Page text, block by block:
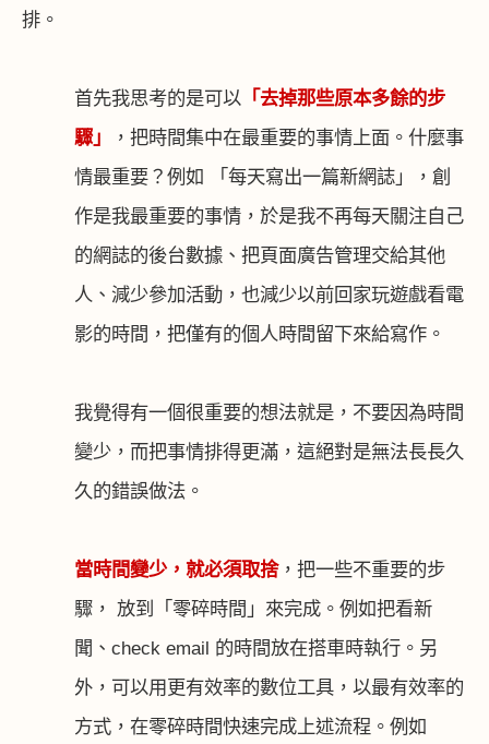
排。
首先我思考的是可以 「去掉那些原本多餘的步
驟」
，把時間集中在最重要的事情上面。什麼事
情最重要？例如 「每天寫出一篇新網誌」，創
作是我最重要的事情，於是我不再每天關注自己
的網誌的後台數據、把頁面廣告管理交給其他
人、減少參加活動，也減少以前回家玩遊戲看電
影的時間，把僅有的個人時間留下來給寫作。
我覺得有一個很重要的想法就是，不要因為時間
變少，而把事情排得更滿，這絕對是無法長長久
久的錯誤做法。
當時間變少，就必須取捨，把一些不重要的步
驟， 放到「零碎時間」來完成。例如把看新
聞、 check email 的時間放在搭車時執行。另
外，可以用更有效率的數位工具，以最有效率的
方式，在零碎時間快速完成上述流程。例如